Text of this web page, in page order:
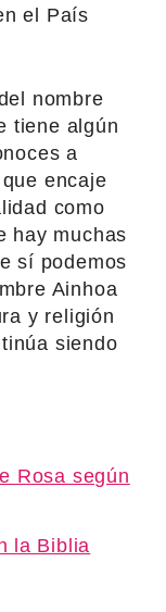
el País
nombre
tiene algún
a
encaje
como
hay muchas
sí podemos
Ainhoa
y religión
siendo
Rosa según
la Biblia